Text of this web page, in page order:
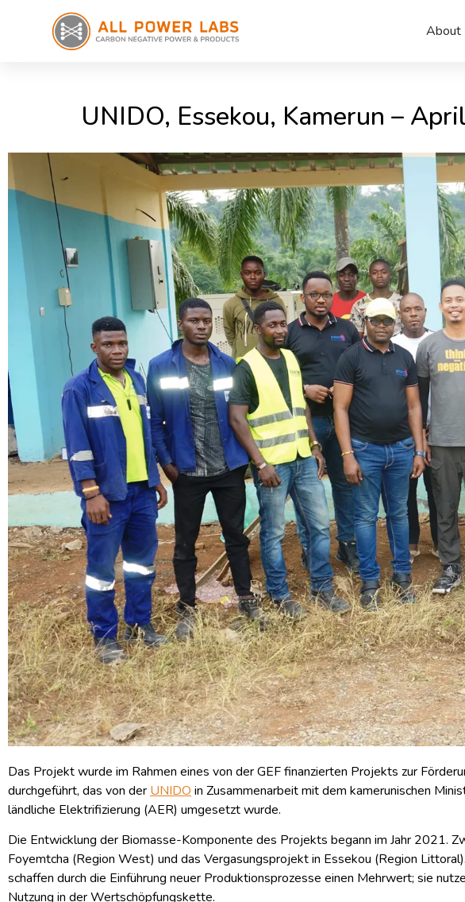
About
UNIDO, Essekou, Kamerun –
Das Projekt wurde im Rahmen eines von der GEF finanzierten Projekts zur
durchgeführt, das von der UNIDO in Zusammenarbeit mit dem kamerunischen
ländliche Elektrifizierung (AER) umgesetzt wurde.
Die Entwicklung der Biomasse-Komponente des Projekts begann im Jahr 2021.
Foyemtcha (Region West) und das Vergasungsprojekt in Essekou (Region
schaffen durch die Einführung neuer Produktionsprozesse einen Mehrwert; sie
Nutzung in der Wertschöpfungskette.